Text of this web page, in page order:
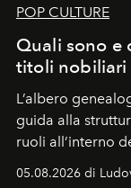
POP CULTURE
Quali sono e
titoli nobiliari
L’albero
guida alla
ruoli all’interno
05.08.2026 di